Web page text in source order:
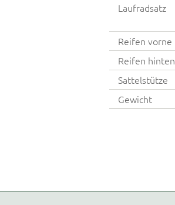
Laufradsatz
Reifen vorne
Reifen hinten
Sattelstütze
Gewicht